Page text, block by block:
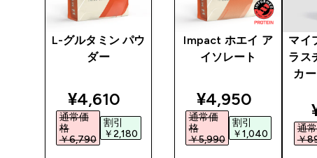
L-グルタミン パウ
ダー
discounted price
¥4,610‎
通常価
格
￥6,790‎
割引
￥2,180‎
Impact ホエイ ア
イソレート
discounted
¥4,950‎
通常価
格
￥5,990‎
割引
￥1,040‎
マイ
ラス
カ
通
￥